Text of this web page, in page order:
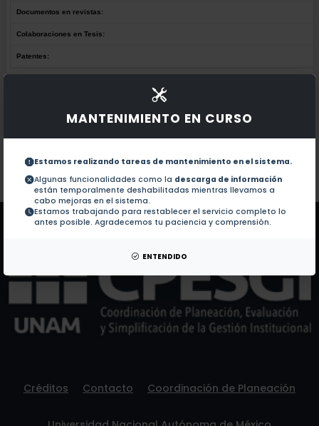
MANTENIMIENTO EN CURSO
Estamos realizando tareas de mantenimiento en el sistema.
Algunas funcionalidades como la descarga de información
están temporalmente deshabilitadas mientras llevamos a
cabo mejoras en el sistema.
Estamos trabajando para restablecer el servicio completo lo
antes posible. Agradecemos tu paciencia y comprensión.
ENTENDIDO
Documentos en revistas:
Colaboraciones en Tesis:
Patentes:
No hay obras de este autor.
Documentos en revistas:
Colaboraciones en Tesis:
Patentes: No hay patentes de este autor.
Créditos Contacto Coordinación de Planeación